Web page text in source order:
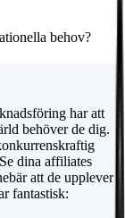
behov?
har att
behöver de dig.
dina affiliates
att de upplever
fantastisk: